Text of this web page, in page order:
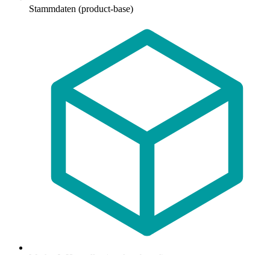
Stammdaten (product-base)